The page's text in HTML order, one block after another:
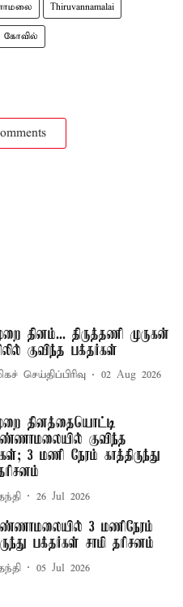
Thiruvannamalai
கோவில்
தினம்... திருத்தணி முருகன்
குவிந்த பக்தர்கள்
செய்திப்பிரிவு 02 Aug 2026
தினத்தையொட்டி
குவிந்த
3 மணி நேரம் காத்திருந்து
26 Jul 2026
3 மணிநேரம்
பக்தர்கள் சாமி தரிசனம்
05 Jul 2026